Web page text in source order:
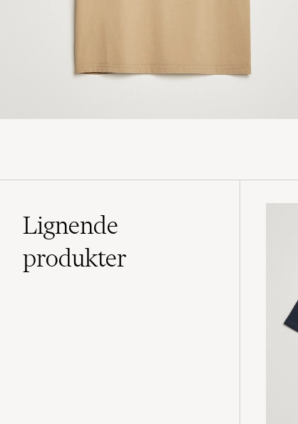
Lignende
produkter